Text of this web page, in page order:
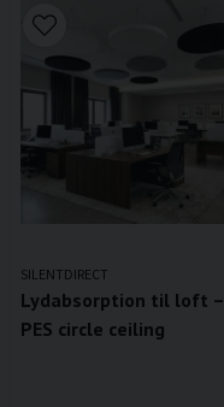
SILENTDIRECT
Lydabsorption til loft –
PES circle ceiling